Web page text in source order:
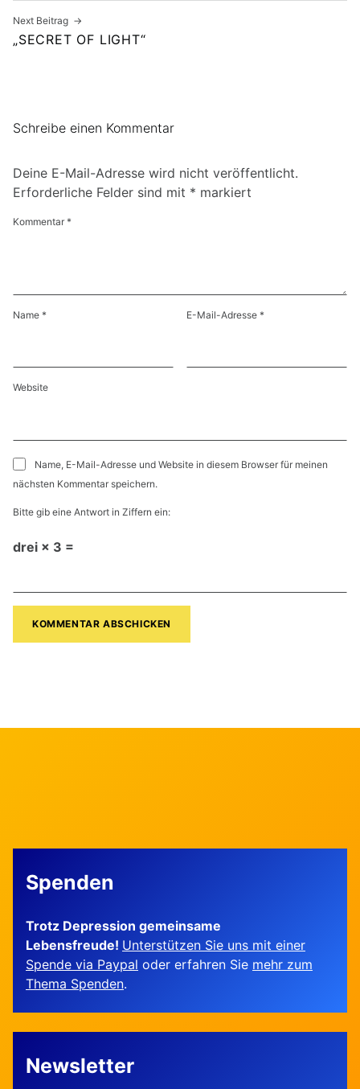
Next Beitrag
„SECRET OF LIGHT“
Schreibe einen Kommentar
Deine E-Mail-Adresse wird nicht veröffentlicht.
Erforderliche Felder sind mit * markiert
Kommentar *
Name * E-Mail-Adresse*
Website
Name, E-Mail-Adresse und Website in diesem Browser für meinen
nächsten Kommentar speichern.
Bitte gib eine Antwort in Ziffern ein:
drei × 3 =
Spenden
Trotz Depression gemeinsame
Lebensfreude! Unterstützen Sie uns mit einer
Spende via Paypal oder erfahren Sie mehr zum
Thema Spenden.
Newsletter